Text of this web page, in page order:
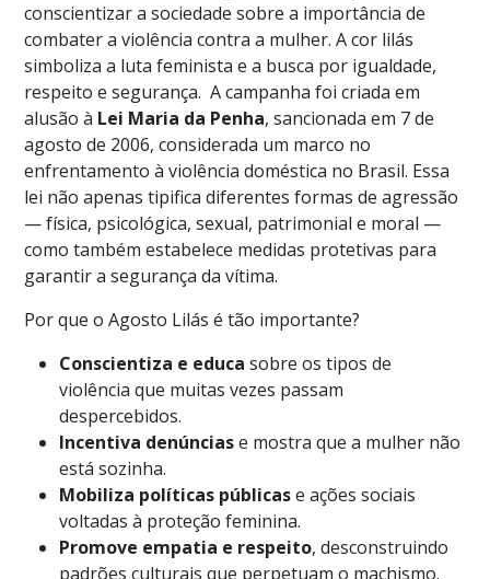
conscientizar a sociedade sobre a importância de
combater a violência contra a mulher. A cor lilás
simboliza a luta feminista e a busca por igualdade,
respeito e segurança. A campanha foi criada em
alusão à Lei Maria da Penha, sancionada em 7 de
agosto de 2006, considerada um marco no
enfrentamento à violência doméstica no Brasil. Essa
lei não apenas tipifica diferentes formas de agressão
— física, psicológica, sexual, patrimonial e moral —
como também estabelece medidas protetivas para
garantir a segurança da vítima.
Por que o Agosto Lilás é tão importante?
Conscientiza e educa sobre os tipos de
violência que muitas vezes passam
despercebidos.
Incentiva denúnciase mostra que a mulher não
está sozinha.
Mobiliza políticas públicase ações sociais
voltadas à proteção feminina.
Promove empatia e respeito, desconstruindo
padrões culturais que perpetuam o machismo.